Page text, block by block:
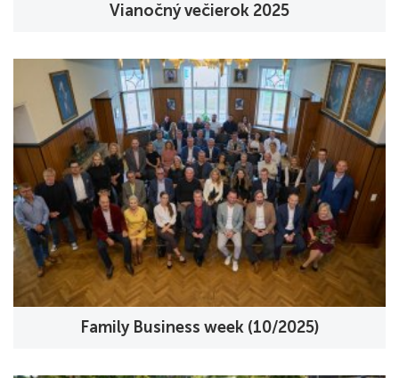
Vianočný večierok 2025
Family Business week (10/2025)